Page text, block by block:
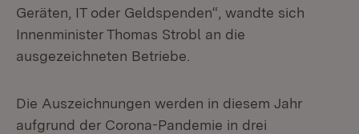
Geräten, IT oder Geldspenden“, wandte sich
Innenminister Thomas Strobl an die
ausgezeichneten Betriebe.
Die Auszeichnungen werden in diesem Jahr
aufgrund der Corona-Pandemie in drei